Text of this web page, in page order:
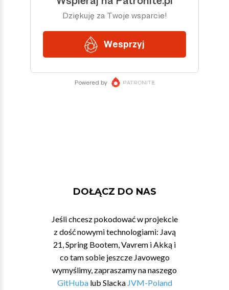
DOŁĄCZ DO NAS
Jeśli chcesz pokodować w projekcie
z dość nowymi technologiami: Javą
21, Spring Bootem, Vavrem i Akką i
co tam sobie jeszcze Javowego
wymyślimy, zapraszamy na naszego
GitHubalub Slacka JVM-Poland